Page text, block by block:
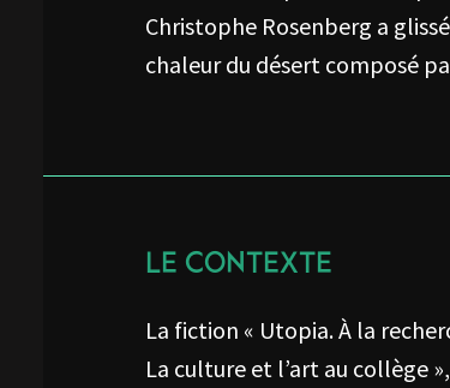
Christophe Rosenberg a
chaleur du désert composé
LE CONTEXTE
La fiction « Utopia. À la
La culture et l’art au collège